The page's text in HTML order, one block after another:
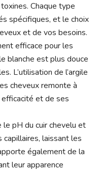
Chaque type
spécifiques, et le choix
et de vos besoins.
efficace pour les
blanche est plus douce
L’utilisation de l’argile
cheveux remonte à
et de ses
pH du cuir chevelu et
laissant les
également de la
leur apparence